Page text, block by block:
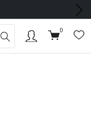
次の画像
0